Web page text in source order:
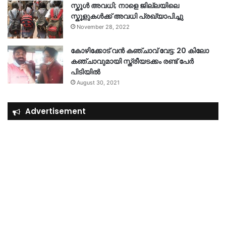
സ്കൂൾ അവധി; നാളെ ജില്ലയിലെ
സ്കൂളുകൾക്ക് അവധി പ്രഖ്യാപിച്ചു
November 28, 2022
കോഴിക്കോട് വൻ കഞ്ചാവ് വേട്ട: 20 കിലോ
കഞ്ചാവുമായി സ്ത്രീയടക്കം രണ്ട് പേർ
പിടിയിൽ
August 30, 2021
Advertisement